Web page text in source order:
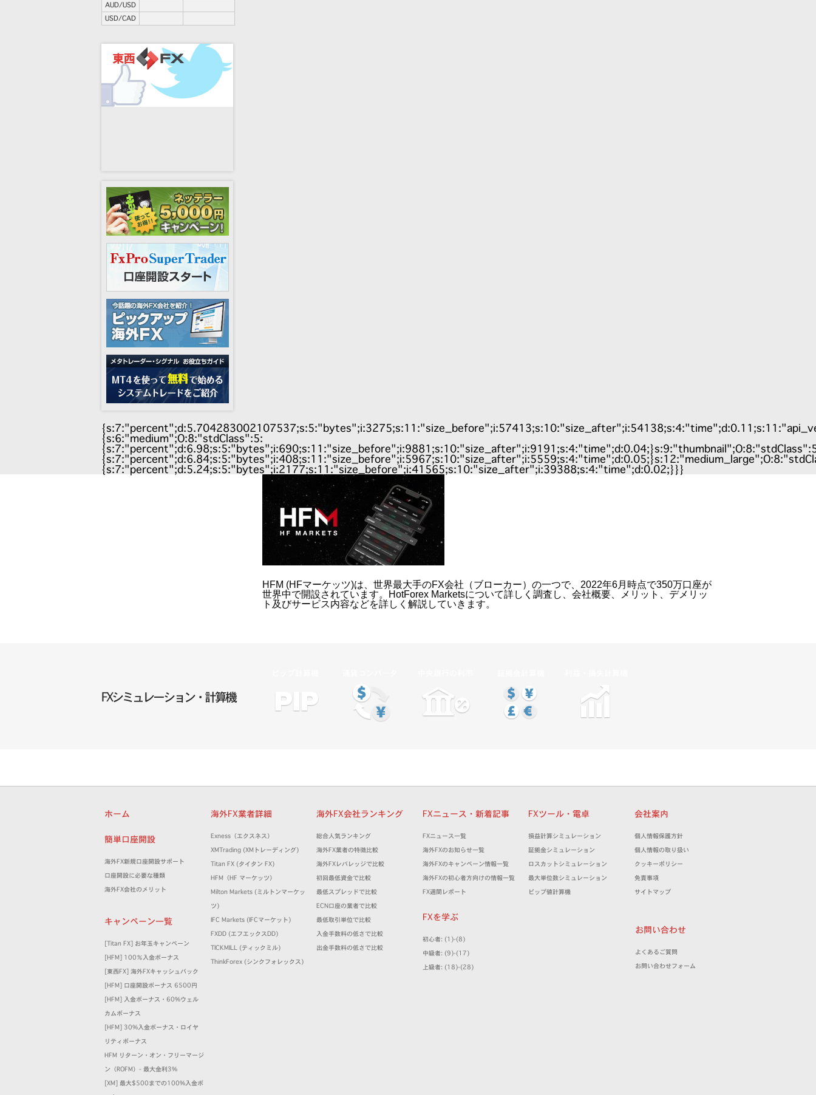
AUD/USD
USD/CAD
{s:6:"medium";O:8:"stdClass":5:
{s:7:"percent";d:5.24;s:5:"bytes";i:2177;s:11:"size_before";i:41565;s:10:"size_after";i:39388;s:4:"time";d:0.02;}}}
HFM (HFマーケッツ)は、世界最大手のFX会社（ブローカー）の一つで、2022年6月時点で350万口座が
世界中で開設されています。HotForex Marketsについて詳しく調査し、会社概要、メリット、デメリッ
ト及びサービス内容などを詳しく解説していきます。
FXシミュレーション・計算機
ホーム 海外FX業者詳細
Exness（エクスネス）
XMTrading (XMトレーディング)
Titan FX (タイタン FX)
HFM（HF マーケッツ）
Milton Markets (ミルトンマーケッ
ツ)
IFC Markets (IFCマーケット)
FXDD (エフエックスDD)
TICKMILL (ティックミル)
ThinkForex (シンクフォレックス)
海外FX会社ランキング
総合人気ランキング
海外FX業者の特徴比較
海外FXレバレッジで比較
初回最低資金で比較
最低スプレッドで比較
ECN口座の業者で比較
最低取引単位で比較
入金手数料の低さで比較
出金手数料の低さで比較
FXニュース・新着記事
FXニュース一覧
海外FXのお知らせ一覧
海外FXのキャンペーン情報一覧
海外FXの初心者方向けの情報一覧
FX週間レポート
FXツール・電卓
損益計算シミュレーション
証拠金シミュレーション
ロスカットシミュレーション
最大単位数シミュレーション
ピップ値計算機
会社案内
個人情報保護方針
個人情報の取り扱い
クッキーポリシー
免責事項
サイトマップ
簡単口座開設
海外FX新規口座開設サポート
口座開設に必要な種類
海外FX会社のメリット
キャンペーン一覧
[Titan FX] お年玉キャンペーン
[HFM] 100％入金ボーナス
[東西FX] 海外FXキャッシュバック
[HFM] 口座開設ボーナス 6500円
[HFM] 入金ボーナス・60%ウェル
カムボーナス
[HFM] 30%入金ボーナス・ロイヤ
リティボーナス
HFM リターン・オン・フリーマージ
ン（ROFM）- 最大金利3%
[XM] 最大$500までの100%入金ボ
FXを学ぶ
初心者: (1)-(8)
中級者: (9)-(17)
上級者: (18)-(28)
お問い合わせ
よくあるご質問
お問い合わせフォーム